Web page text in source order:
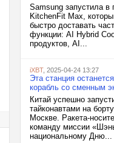
Samsung запустила
KitchenFit Max,
быстро доставать
функции: AI Hybrid
продуктов, AI...
iXBT, 2025-04-24 13:27
Эта станция
корабль со сменным
Китай успешно
тайконавтами на
Москве. Ракета-
команду миссии
национальному Дню...